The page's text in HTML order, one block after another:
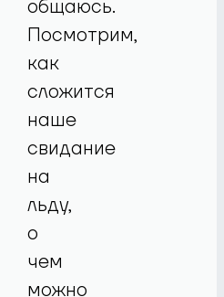
общаюсь.
Посмотрим,
как
сложится
наше
свидание
на
льду,
о
чем
можно